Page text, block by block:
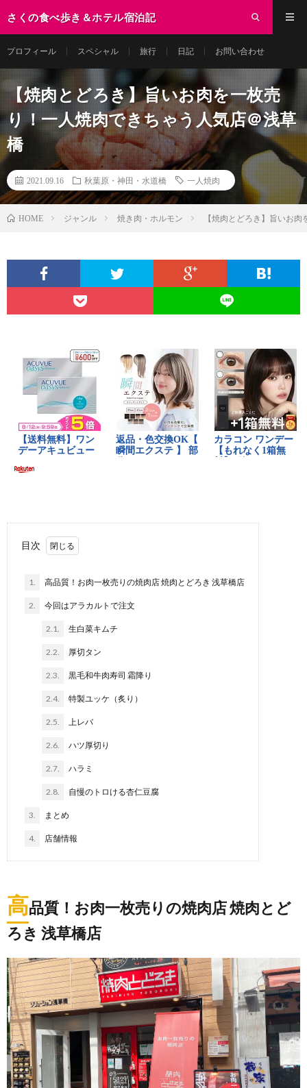
さくの食べ歩き＆ホテル宿泊記
プロフィール スペシャル 旅行 日記 お問い合わせ
【焼肉とどろき】旨いお肉を一枚売
り！一人焼肉できちゃう人気店＠浅草
橋
2021.09.16 秋葉原・神田・水道橋 一人焼肉
HOME ジャンル 焼き肉・ホルモン 【焼肉とどろき】旨いお
目次
1. 高品質！お肉一枚売りの焼肉店 焼肉とどろき 浅草橋店
2. 今回はアラカルトで注文
2.1. 生白菜キムチ
2.2. 厚切タン
2.3. 黒毛和牛肉寿司 霜降り
2.4. 特製ユッケ（炙り）
2.5. 上レバ
2.6. ハツ厚切り
2.7. ハラミ
2.8. 自慢のトロける杏仁豆腐
3. まとめ
4. 店舗情報
高品質！お肉一枚売りの焼肉店 焼肉とど
ろき 浅草橋店